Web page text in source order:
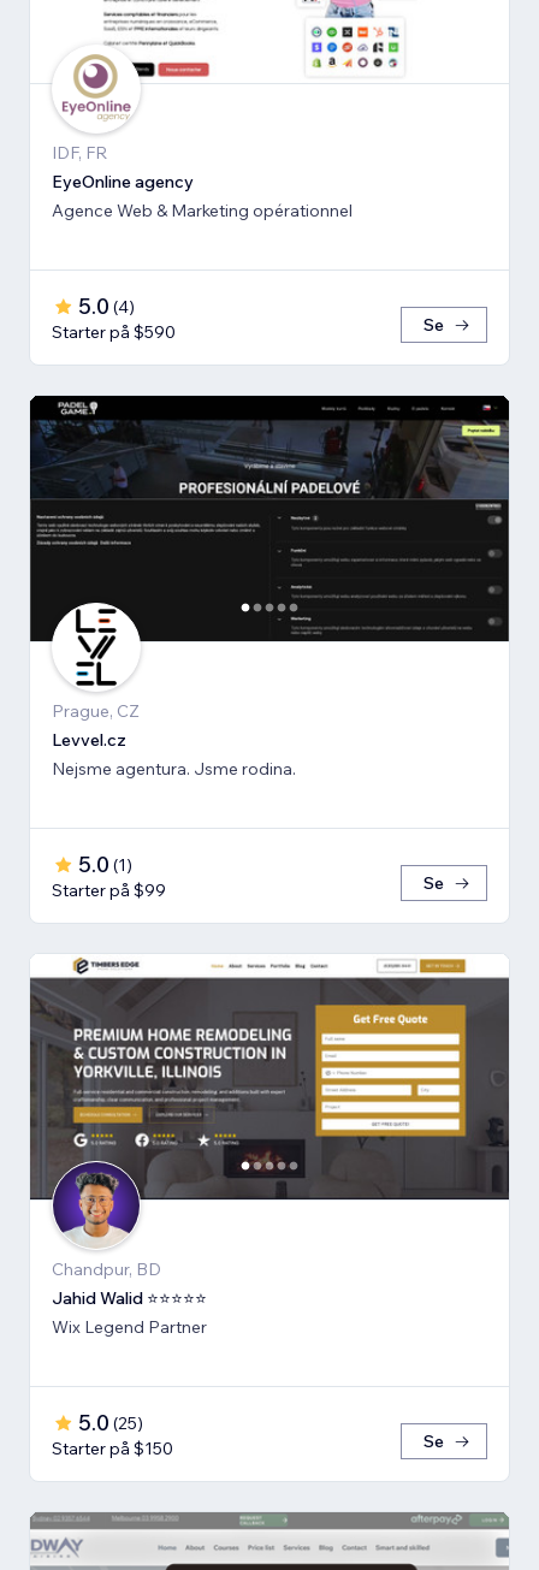
IDF, FR
EyeOnline agency
Agence Web & Marketing opérationnel
5.0 (4)
Starter på $590
Se
Prague, CZ
Levvel.cz
Nejsme agentura. Jsme rodina.
5.0 (1)
Starter på $99
Se
Chandpur, BD
Jahid Walid ⭐⭐⭐⭐⭐
Wix Legend Partner
5.0 (25)
Starter på $150
Se